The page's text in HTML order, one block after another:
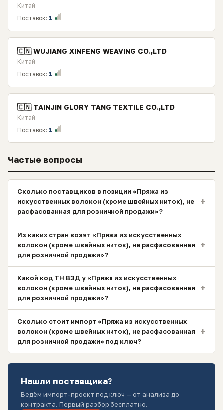
Китай
Поставок: 1
🇨🇳 WUJIANG XINFENG WEAVING CO.,LTD
Китай
Поставок: 1
🇨🇳 TAINJIN GLORY TANG TEXTILE CO.,LTD
Китай
Поставок: 1
Частые вопросы
Сколько поставщиков в позиции «Пряжа из
искусственных волокон (кроме швейных ниток), не
расфасованная для розничной продажи»?
+
Из каких стран возят «Пряжа из искусственных
волокон (кроме швейных ниток), не расфасованная
для розничной продажи»?
+
Какой код ТН ВЭД у «Пряжа из искусственных
волокон (кроме швейных ниток), не расфасованная
для розничной продажи»?
+
Сколько стоит импорт «Пряжа из искусственных
волокон (кроме швейных ниток), не расфасованная
для розничной продажи» под ключ?
+
Нашли поставщика?
Ведём импорт-проект под ключ — от анализа до
контракта. Первый разбор бесплатно.